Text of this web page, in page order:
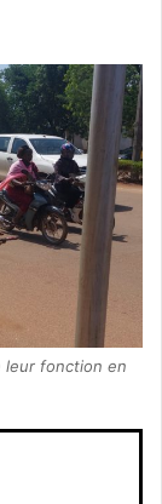
leur fonction en